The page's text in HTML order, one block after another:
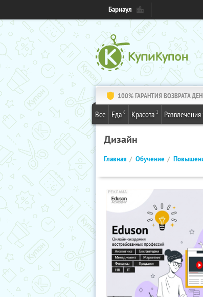
Барнаул
100% ГАРАНТИЯ ВОЗВРАТА
Все Еда 6 Красота 1 Развлечения
Дизайн
Главная Обучение